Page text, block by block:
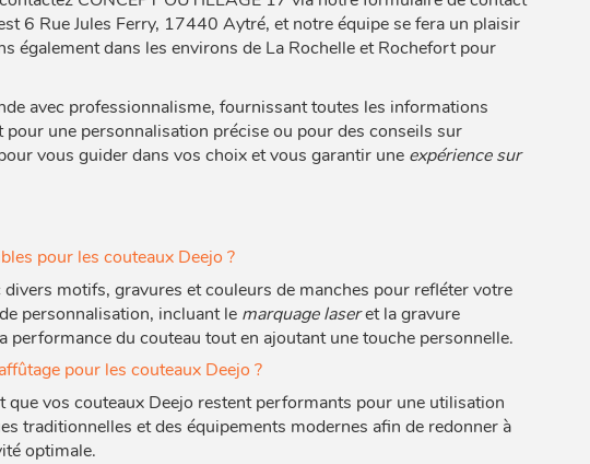
6 Rue Jules Ferry, 17440 Aytré, et notre équipe se fera un plaisir
également dans les environs de La Rochelle et Rochefort pour
avec professionnalisme, fournissant toutes les informations
une personnalisation précise ou pour des conseils sur
vous guider dans vos choix et vous garantir une expérience sur
pour les couteaux Deejo ?
motifs, gravures et couleurs de manches pour refléter votre
personnalisation, incluant le marquage laseret la gravure
du couteau tout en ajoutant une touche personnelle.
pour les couteaux Deejo ?
vos couteaux Deejo restent performants pour une utilisation
traditionnelles et des équipements modernes afin de redonner à
optimale.